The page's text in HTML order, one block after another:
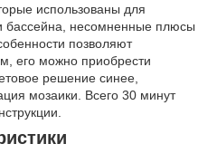
использованы для
бассейна, несомненные плюсы
позволяют
его можно приобрести
решение синее,
мозаики. Всего 30 минут